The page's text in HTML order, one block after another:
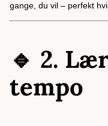
gange, du vil – perfekt
🔹 2.
tempo